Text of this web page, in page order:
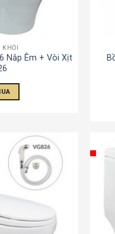
KHỐI
Nắp Êm + Vòi Xịt